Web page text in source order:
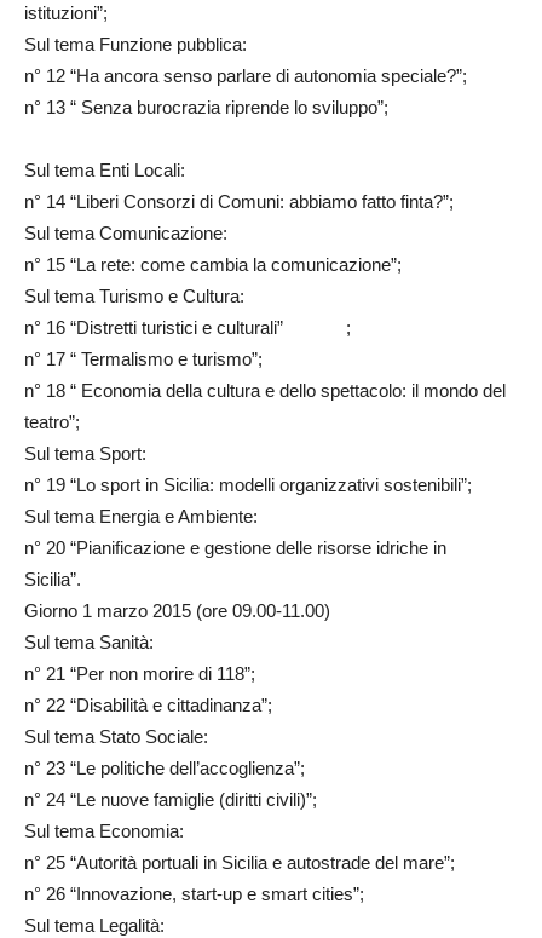
istituzioni”;
Sul tema Funzione pubblica:
n° 12 “Ha ancora senso parlare di autonomia speciale?”;
n° 13 “ Senza burocrazia riprende lo sviluppo”;
Sul tema Enti Locali:
n° 14 “Liberi Consorzi di Comuni: abbiamo fatto finta?”;
Sul tema Comunicazione:
n° 15 “La rete: come cambia la comunicazione”;
Sul tema Turismo e Cultura:
n° 16 “Distretti turistici e culturali” ;
n° 17 “ Termalismo e turismo”;
n° 18 “ Economia della cultura e dello spettacolo: il mondo del
teatro”;
Sul tema Sport:
n° 19 “Lo sport in Sicilia: modelli organizzativi sostenibili”;
Sul tema Energia e Ambiente:
n° 20 “Pianificazione e gestione delle risorse idriche in
Sicilia”.
Giorno 1 marzo 2015 (ore 09.00-11.00)
Sul tema Sanità:
n° 21 “Per non morire di 118”;
n° 22 “Disabilità e cittadinanza”;
Sul tema Stato Sociale:
n° 23 “Le politiche dell’accoglienza”;
n° 24 “Le nuove famiglie (diritti civili)”;
Sul tema Economia:
n° 25 “Autorità portuali in Sicilia e autostrade del mare”;
n° 26 “Innovazione, start-up e smart cities”;
Sul tema Legalità: